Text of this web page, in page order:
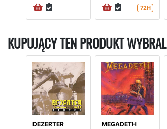
72H
KUPUJĄCY TEN PRODUKT
DEZERTER
MEGADETH